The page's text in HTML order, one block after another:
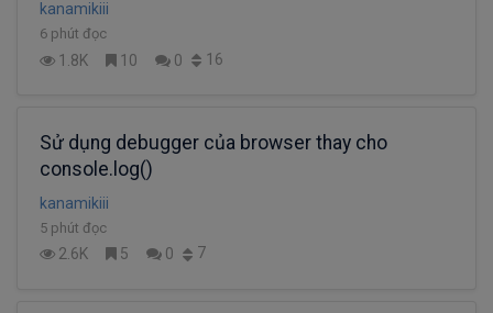
kanamikiii
6 phút đọc
1.8K 10 0 16
Sử dụng debugger của browser thay cho
console.log()
kanamikiii
5 phút đọc
2.6K 5 0 7